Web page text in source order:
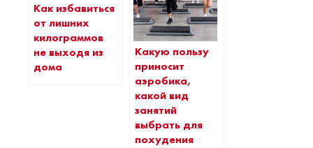
Как избавиться
от лишних
килограммов
не выходя из
дома
Какую пользу
приносит
аэробика,
какой вид
занятий
выбрать для
похудения